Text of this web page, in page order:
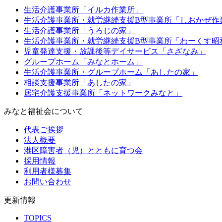
生活介護事業所「イルカ作業所」
生活介護事業所・就労継続支援B型事業所「しおかぜ作
生活介護事業所「うろじの家」
生活介護事業所・就労継続支援B型事業所「わーくす昭
児童発達支援・放課後等デイサービス「さざなみ」
グループホーム「みなとホーム」
生活介護事業所・グループホーム「あしたの家」
相談支援事業所「あしたの家」
居宅介護支援事業所「ネットワークみなと」
みなと福祉会について
代表ご挨拶
法人概要
港区障害者（児）とともに育つ会
採用情報
利用者様募集
お問い合わせ
更新情報
TOPICS